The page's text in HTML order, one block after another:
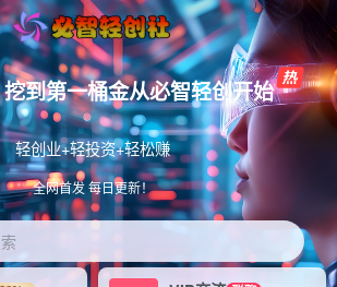
到第一桶金从必智轻创开始
轻创业+轻投资+轻松赚
全网首发 每日更新！